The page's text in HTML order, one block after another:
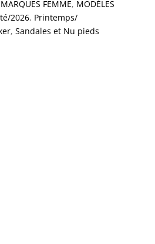
MARQUES FEMME, MODÈLES
2026, Printemps/
, Sandales et Nu pieds